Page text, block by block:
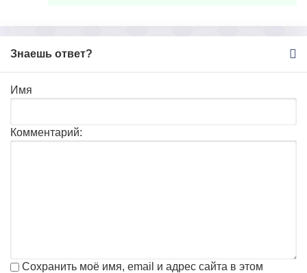
Знаешь ответ?
Имя
Комментарий:
Сохранить моё имя, email и адрес сайта в этом